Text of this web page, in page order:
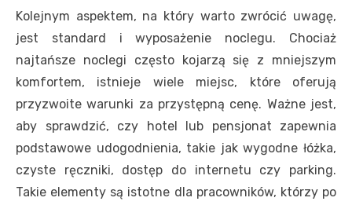
Kolejnym aspektem, na który warto zwrócić uwagę,
jest standard i wyposażenie noclegu. Chociaż
najtańsze noclegi często kojarzą się z mniejszym
komfortem, istnieje wiele miejsc, które oferują
przyzwoite warunki za przystępną cenę. Ważne jest,
aby sprawdzić, czy hotel lub pensjonat zapewnia
podstawowe udogodnienia, takie jak wygodne łóżka,
czyste ręczniki, dostęp do internetu czy parking.
Takie elementy są istotne dla pracowników, którzy po